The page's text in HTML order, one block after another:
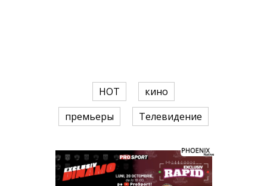
HOT
кино
премьеры
Телевидение